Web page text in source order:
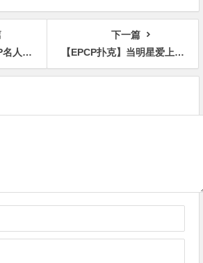
答案
明智之举
这次能中吗？
下一篇
【EPCP扑克】当明星爱上高风险的游戏，亏损就是常有的事，这5位亏得最多